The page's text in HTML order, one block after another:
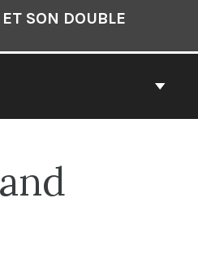
onglet)
ET SON DOUBLE